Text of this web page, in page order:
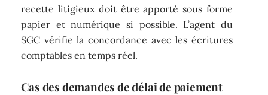
recette litigieux doit être apporté sous forme
papier et numérique si possible. L’agent du
SGC vérifie la concordance avec les écritures
comptables en temps réel.
Cas des demandes de délai de paiement